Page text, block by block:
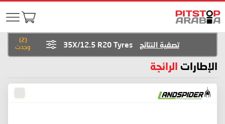
(
2
)
وجدت
تصفية النتائج 35X/12.5 R20 Tyres
الإطارات الرائجة